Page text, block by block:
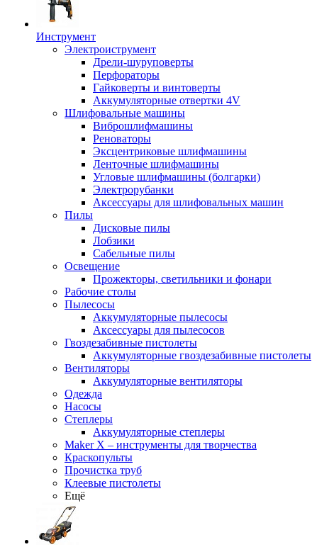
Инструмент
Электроиструмент
Дрели-шуруповерты
Перфораторы
Гайковерты и винтоверты
Аккумуляторные отвертки 4V
Шлифовальные машины
Виброшлифмашины
Реноваторы
Эксцентриковые шлифмашины
Ленточные шлифмашины
Угловые шлифмашины (болгарки)
Электрорубанки
Аксессуары для шлифовальных машин
Пилы
Дисковые пилы
Лобзики
Сабельные пилы
Освещение
Прожекторы, светильники и фонари
Рабочие столы
Пылесосы
Аккумуляторные пылесосы
Аксессуары для пылесосов
Гвоздезабивные пистолеты
Аккумуляторные гвоздезабивные пистолеты
Вентиляторы
Аккумуляторные вентиляторы
Одежда
Насосы
Степлеры
Аккумуляторные степлеры
Maker X – инструменты для творчества
Краскопульты
Прочистка труб
Клеевые пистолеты
Ещё